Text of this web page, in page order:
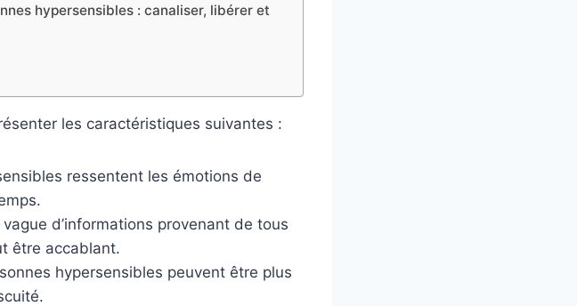
hypersensibles : canaliser, libérer et
les caractéristiques suivantes :
ressentent les émotions de
d’informations provenant de tous
être accablant.
hypersensibles peuvent être plus